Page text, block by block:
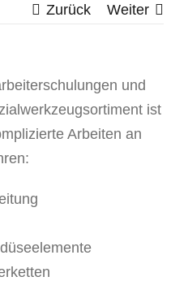
Zurück Weiter
und
ist
Arbeiten an